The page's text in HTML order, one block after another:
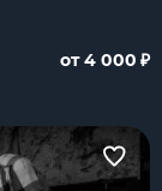
от 4 000 ₽